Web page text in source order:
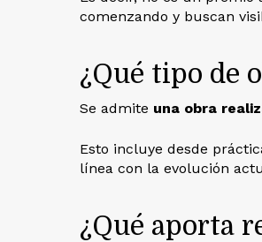
comenzando y buscan
¿Qué tipo de
Se admite una obra
Esto incluye desde
línea con la evolución
¿Qué aporta